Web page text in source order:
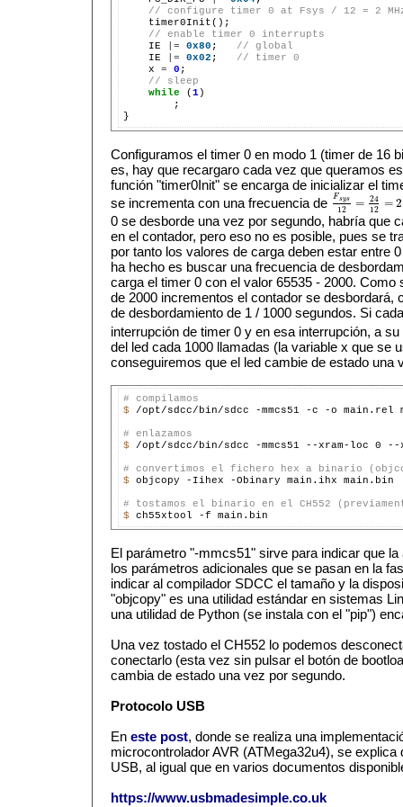
// configure timer 0 at Fsys / 12 = 2 MHz:
    timer0Init();
// enable timer 0 interrupts
    IE
|= 0x80 ;
// global
    IE
|= 0x02 ;
// timer 0
    x
= 0 ;
// sleep
while ( 1)
        ;
Configuramos el timer 0 en modo 1 (timer de 16
es, hay que recargaro cada vez que queramos
función "timer0Init" se encarga de inicializar el
se incrementa con una frecuencia de
Fsys
12 = 24
12 = 2
Fsys 12 =24 12=2
0 se desborde una vez por segundo, habría que
en el contador, pero eso no es posible, pues se
por tanto los valores de carga deben estar entre
ha hecho es buscar una frecuencia de
carga el timer 0 con el valor 65535 - 2000.
de 2000 incrementos el contador se desbordará,
de desbordamiento de 1 / 1000 segundos. Si
interrupción de timer 0 y en esa interrupción, a
del led cada 1000 llamadas (la variable x que se
conseguiremos que el led cambie de estado una
# compilamos
$ /opt/sdcc/bin/sdcc -mmcs51 -c -o main.rel
# enlazamos
$ /opt/sdcc/bin/sdcc -mmcs51 --xram-loc 0
# convertimos el fichero hex a binario
$ objcopy -Iihex -Obinary main.ihx main.bin
# tostamos el binario en el CH552
$
El parámetro "-mmcs51" sirve para indicar que
los parámetros adicionales que se pasan en la
indicar al compilador SDCC el tamaño y la
"objcopy" es una utilidad estándar en sistemas
una utilidad de Python (se instala con el "pip")
Una vez tostado el CH552 lo podemos
conectarlo (esta vez sin pulsar el botón de
cambia de estado una vez por segundo.
Protocolo USB
En este post, donde se realiza una
microcontrolador AVR (ATMega32u4), se
USB, al igual que en varios documentos
https://www.usbmadesimple.co.uk